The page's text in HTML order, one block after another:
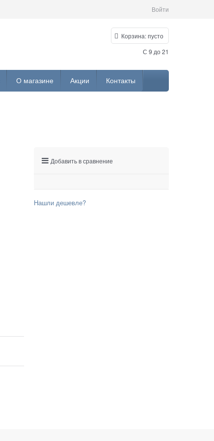
Войти
Корзина:пусто
С 9 до 21
О магазине Акции Контакты
Добавить в сравнение
Нашли дешевле?